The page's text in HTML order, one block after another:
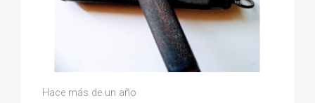
Adrián R.
Hace más de un año